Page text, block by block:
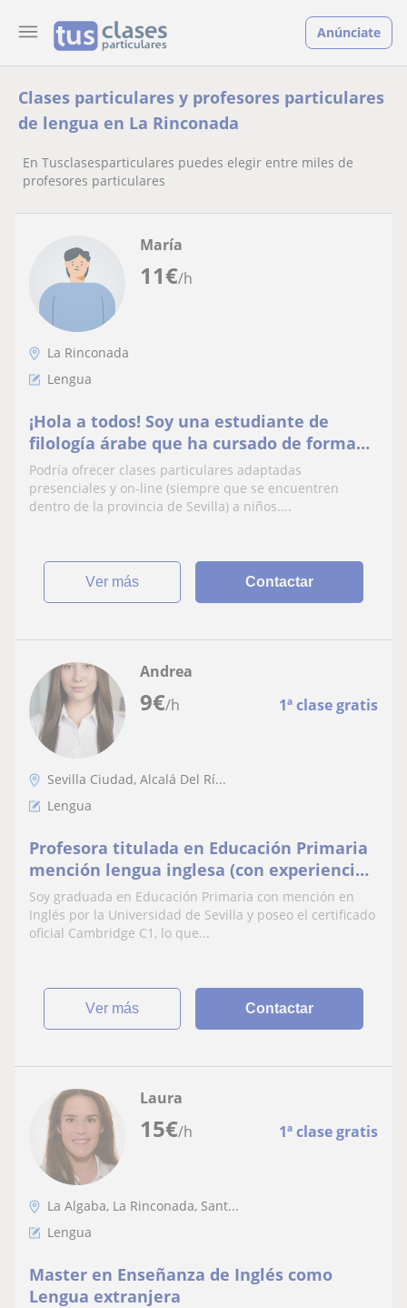
Anúnciate
Clases particulares y profesores particulares
de lengua en La Rinconada
En Tusclasesparticulares puedes elegir entre miles de
profesores particulares
11€/h
María
La Rinconada
Lengua
¡Hola a todos! Soy una estudiante de
filología árabe que ha cursado de forma
extraordinaria durante 7 años la
asignatura de inglés. Me gustaría
iniciarme en el sector laboral enseñando
Podría ofrecer clases particulares adaptadas
presenciales y on-line (siempre que se encuentren
dentro de la provincia de Sevilla) a niños....
ver más Contactar
9€/h 1ª clase gratis
Andrea
Sevilla Ciudad, Alcalá Del Rí...
Lengua
Profesora titulada en Educación Primaria
mención lengua inglesa (con experiencia)
y C1 Cambridge
Soy graduada en Educación Primaria con mención en
Inglés por la Universidad de Sevilla y poseo el certificado
oficial Cambridge C1, lo que...
ver más Contactar
15€/h 1ª clase gratis
Laura
La Algaba, La Rinconada, Sant...
Lengua
Master en Enseñanza de Inglés como
Lengua extranjera